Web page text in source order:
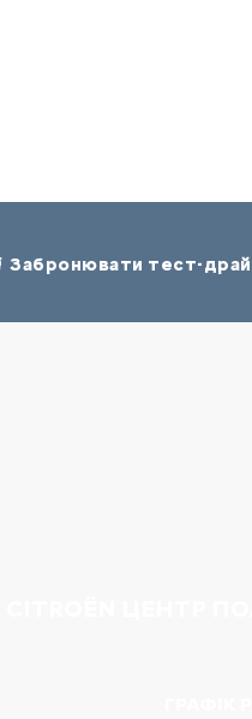
Забронювати тест-